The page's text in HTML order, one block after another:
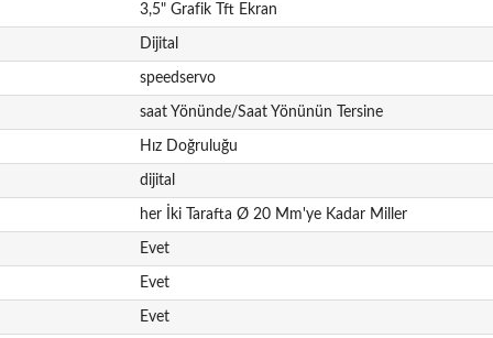
3,5" Grafik Tft Ekran
Dijital
speedservo
saat Yönünde/Saat Yönünün Tersine
Hız Doğruluğu
dijital
her İki Tarafta Ø 20 Mm'ye Kadar Miller
Evet
Evet
Evet